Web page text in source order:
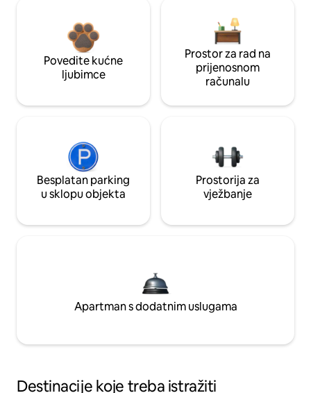
Povedite kućne
ljubimce
Prostor za rad na
prijenosnom
računalu
Besplatan parking
u sklopu objekta
Prostorija za
vježbanje
Apartman s dodatnim uslugama
Destinacije koje treba istražiti